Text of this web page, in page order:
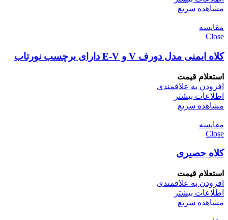
مشاهده سریع
مقایسه
Close
کلاه ایمنی مدل دورف V و E-V دارای برچسب نورتاب
استعلام قیمت
افزودن به علاقمندی
اطلاعات بیشتر
مشاهده سریع
مقایسه
Close
کلاه حصیری
استعلام قیمت
افزودن به علاقمندی
اطلاعات بیشتر
مشاهده سریع